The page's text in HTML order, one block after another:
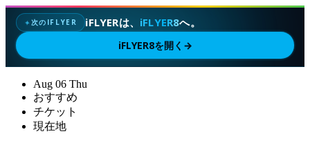
✦次のIFLYER iFLYERは、 iFLYER8へ。
iFLYER8を開く →
Aug 06 Thu
おすすめ
チケット
現在地